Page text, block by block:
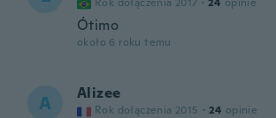
Ótimo
około 6 roku temu
A Alizee
Rok dołączenia 2015 · 24 opinie